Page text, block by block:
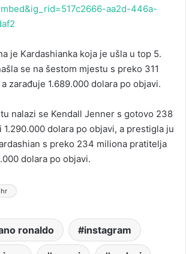
aa2d-446a-
je Kardashianka koja je ušla u top 5.
se na šestom mjestu s preko 311
zarađuje 1.689.000 dolara po objavi.
nalazi se Kendall Jenner s gotovo 238
dolara po objavi, a prestigla ju
s preko 234 miliona pratitelja
dolara po objavi.
ronaldo instagram